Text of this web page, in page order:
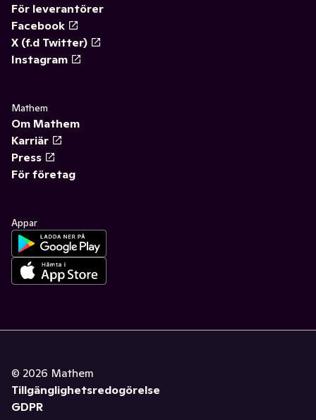
För leverantörer
Facebook
X (f.d Twitter)
Instagram
Mathem
Om Mathem
Karriär
Press
För företag
Appar
© 2026 Mathem
Tillgänglighetsredogörelse
GDPR